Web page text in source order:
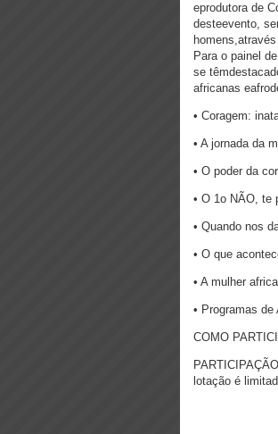
eprodutora de
desteevento,
Para o painel
se
africanas
• Coragem:
• A jornada da
• O poder da
• O 1o NÃO, te
• Quando nos
• O que
• A mulher
• Programas
COMO
lotação é